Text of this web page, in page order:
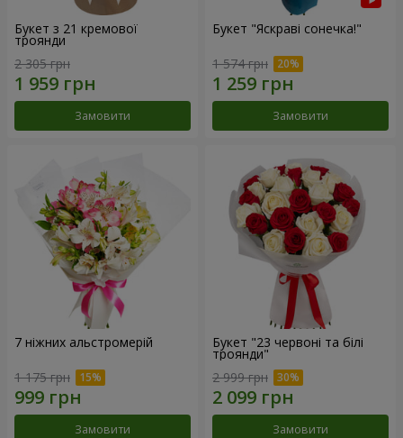
Букет з 21 кремової
троянди
2 305 грн
Замовити
Букет "Яскраві сонечка!"
1 574 грн
Замовити
7 ніжних альстромерій
1 175 грн
Замовити
Букет "23 червоні та білі
троянди"
2 999 грн
Замовити